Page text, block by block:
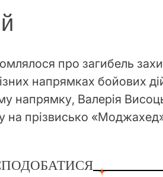
про загибель
напрямках бойових
напрямку, Валерія
на прізвисько